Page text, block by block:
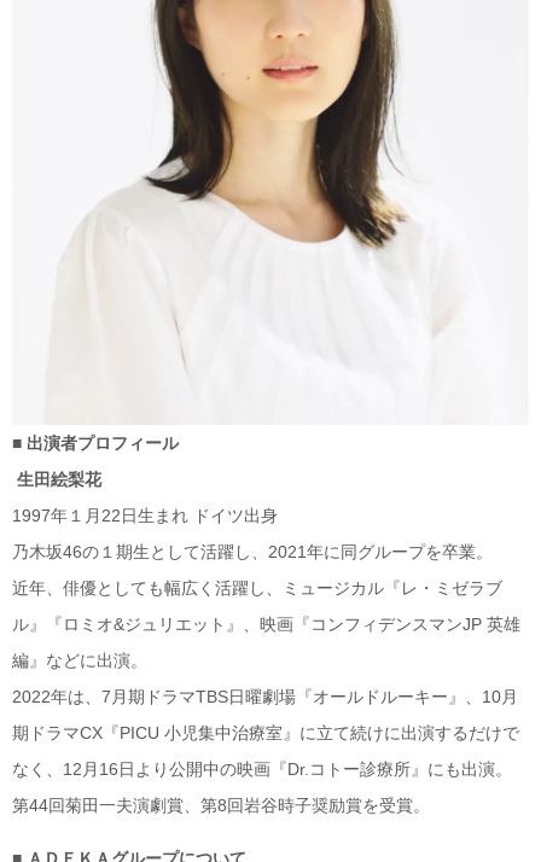
■ 出演者プロフィール
生田絵梨花
1997年１月22日生まれ ドイツ出身
乃木坂46の１期生として活躍し、2021年に同グループを卒業。
近年、俳優としても幅広く活躍し、ミュージカル『レ・ミゼラブ
ル』『ロミオ&ジュリエット』、映画『コンフィデンスマンJP 英雄
編』などに出演。
2022年は、7月期ドラマTBS日曜劇場『オールドルーキー』、10月
期ドラマCX『PICU 小児集中治療室』に立て続けに出演するだけで
なく、12月16日より公開中の映画『Dr.コトー診療所』にも出演。
第44回菊田一夫演劇賞、第8回岩谷時子奨励賞を受賞。
■ ＡＤＥＫＡグループについて